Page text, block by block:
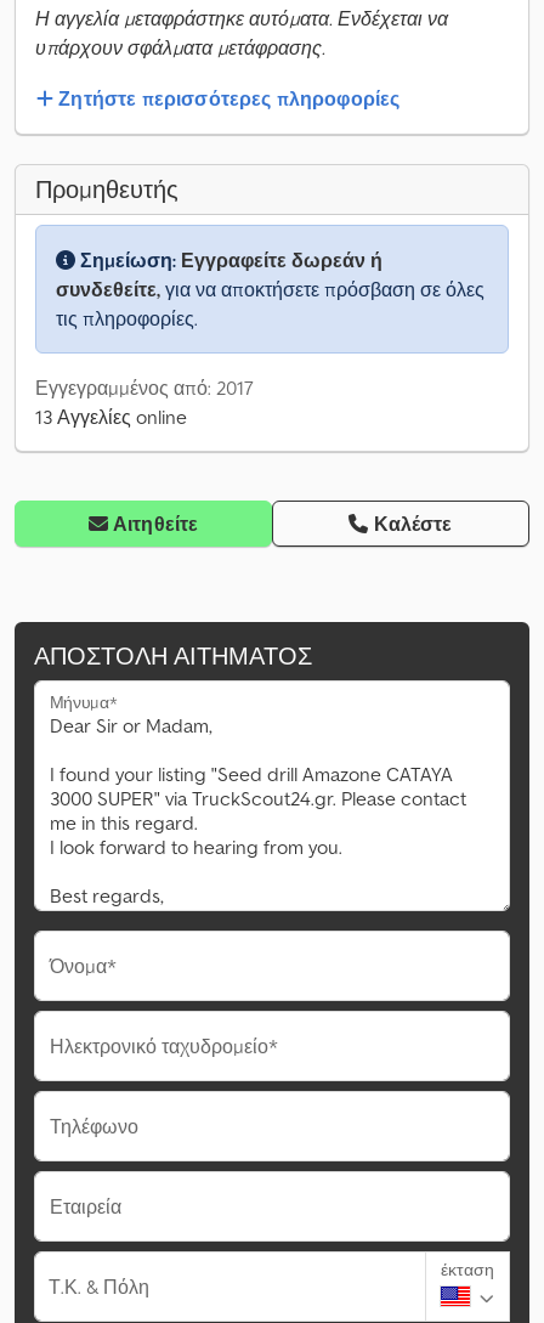
Η αγγελία μεταφράστηκε αυτόματα. Ενδέχεται να
υπάρχουν σφάλματα μετάφρασης.
Ζητήστε περισσότερες πληροφορίες
Προμηθευτής
Σημείωση: Εγγραφείτε δωρεάν ή
συνδεθείτε, για να αποκτήσετε πρόσβαση σε όλες
τις πληροφορίες.
Εγγεγραμμένος από: 2017
13 Αγγελίες online
Αιτηθείτε Καλέστε
ΑΠΟΣΤΟΛΉ ΑΙΤΉΜΑΤΟΣ
Μήνυμα*
Όνομα*
Ηλεκτρονικό ταχυδρομείο*
Τηλέφωνο
Εταιρεία
Τ.Κ. & Πόλη
έκταση